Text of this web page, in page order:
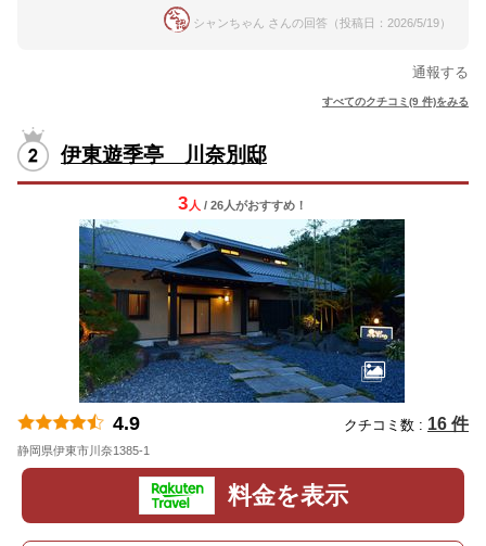
シャンちゃん さんの回答（投稿日：2026/5/19）
通報する
すべてのクチコミ(9 件)をみる
伊東遊季亭 川奈別邸
3 人 / 26人がおすすめ！
4.9 クチコミ数 : 16 件
静岡県伊東市川奈1385-1
料金を表示